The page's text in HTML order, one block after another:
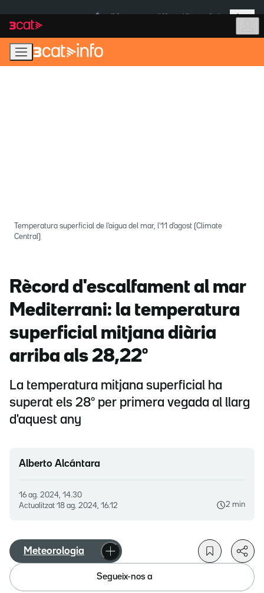
navegació
principal
contingut
Més
Temperatura superficial de l'aigua del mar, l'11 d'agost (Climate
Central)
Rècord d'escalfament al mar
Mediterrani: la temperatura
superficial mitjana diària
arriba als 28,22º
La temperatura mitjana superficial ha
superat els 28º per primera vegada al llarg
d'aquest any
Alberto Alcántara
16 ag. 2024, 14.30
Actualitzat 18 ag. 2024, 16.12 2 min
Meteorologia
Segueix-nos a